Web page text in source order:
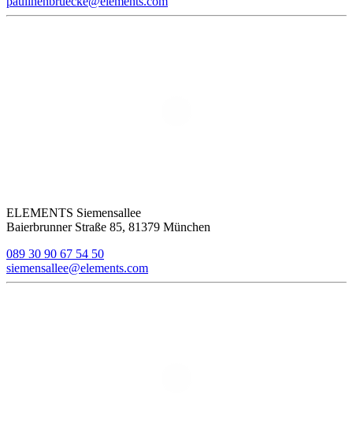
ELEMENTS Siemensallee
Baierbrunner Straße 85, 81379 München
089 30 90 67 54 50
siemensallee@elements.com